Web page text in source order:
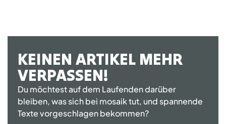
KEINEN ARTIKEL MEHR
VERPASSEN!
Du möchtest auf dem Laufenden darüber
bleiben, was sich bei mosaik tut, und spannende
Texte vorgeschlagen bekommen?